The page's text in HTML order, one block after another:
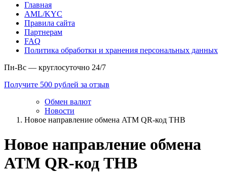
Главная
AML/KYC
Правила сайта
Партнерам
FAQ
Политика обработки и хранения персональных данных
Пн-Вс — круглосуточно 24/7
Получите 500 рублей за отзыв
Обмен валют
Новости
Новое направление обмена ATM QR-код THB
Новое направление обмена
ATM QR-код THB